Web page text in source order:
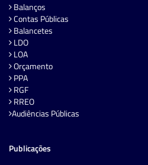
Balanços
Contas Públicas
Balancetes
LDO
LOA
Orçamento
PPA
RGF
RREO
Audiências Públicas
Publicações